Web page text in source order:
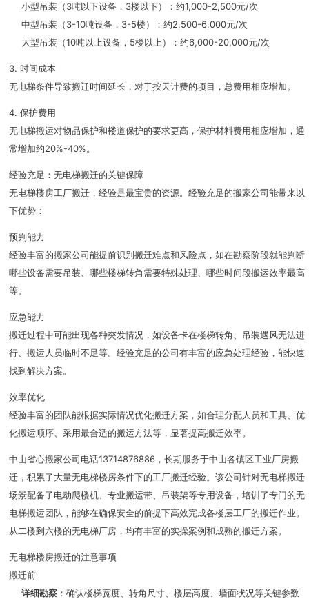
小型吊装（3吨以下设备，3楼以下）：约1,000-2,500元/次
中型吊装（3-10吨设备，3-5楼）：约2,500-6,000元/次
大型吊装（10吨以上设备，5楼以上）：约6,000-20,000元/次
3. 时间成本
无电梯条件导致搬迁时间延长，对于按天计费的项目，总费用相应增加。
4. 保护费用
无电梯搬运对物品保护和楼道保护的要求更高，保护材料费用相应增加，通
常增加约20%-40%。
经验充足：无电梯搬迁的关键保障
无电梯楼房工厂搬迁，经验是最宝贵的资源。经验充足的搬家公司能带来以
下优势：
预判能力
经验丰富的搬家公司能提前识别搬迁难点和风险点，如在勘察阶段就能判断
哪些设备需要吊装、哪些楼梯转角需要特殊处理、哪些时间段搬运效率最高
等。
应急能力
搬迁过程中可能出现各种突发情况，如设备卡在楼梯转角、吊装遇风无法进
行、搬运人员临时不足等。经验充足的公司有丰富的应急处理经验，能快速
找到解决方案。
效率优化
经验丰富的团队能根据实际情况优化搬迁方案，如合理分配人员和工具、优
化搬运顺序、采用最合适的搬运方法等，显著提高搬迁效率。
中山省心搬家公司电话13714876886，长期服务于中山各镇区工业厂房搬
迁，积累了大量无电梯楼房条件下的工厂搬迁经验。该公司针对无电梯搬迁
场景配备了电动爬楼机、专业搬运带、吊装架等专用设备，培训了专门的无
电梯搬运团队，能够在确保安全的前提下高效完成各楼层工厂的搬迁作业。
从二楼到六楼的无电梯厂房，均有丰富的实操案例和成熟的搬迁方案。
无电梯楼房搬迁的注意事项
搬迁前
详细勘察 ：确认楼梯宽度、转角尺寸、楼层高度、墙面状况等关键参数